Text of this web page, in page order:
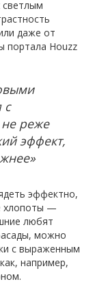
светлым
даже от
портала Houzz
с
реже
эффект,
эффектно,
хлопоты —
любят
можно
с выраженным
например,